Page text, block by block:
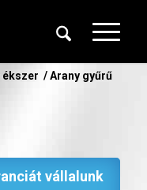
ékszer / Arany gyűrű
vállalunk